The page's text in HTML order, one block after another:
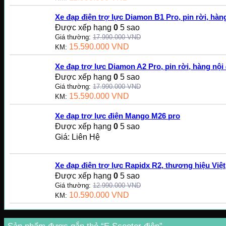
Xe đạp điện trợ lực Diamon B1 Pro, pin rời,
Được xếp hạng 0 5 sao
Giá thường: 17.990.000VND
KM: 15.590.000 VND
Xe đạp trợ lực Diamon A2 Pro, pin rời, hàng nội
Được xếp hạng 0 5 sao
Giá thường: 17.990.000VND
KM: 15.590.000 VND
Xe đạp trợ lực điện Mango M26 pro
Được xếp hạng 0 5 sao
Giá: Liên Hệ
Xe đạp điện trợ lực Rapidx R2, thương hiệu Việt
Được xếp hạng 0 5 sao
Giá thường: 12.990.000VND
KM: 10.590.000 VND